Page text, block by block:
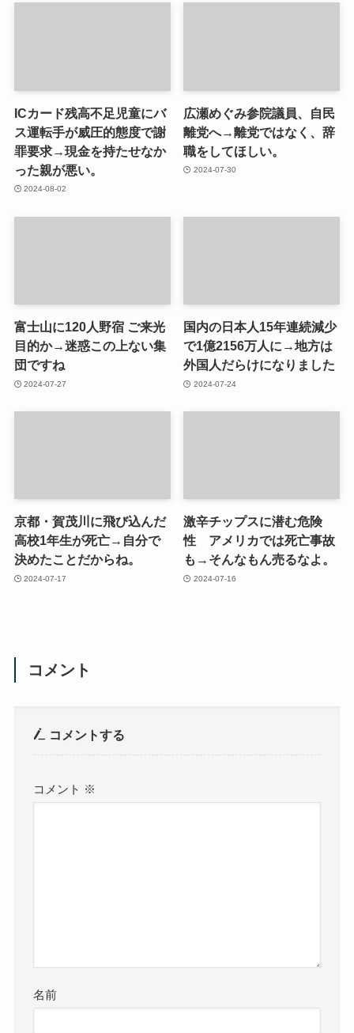
ICカード残高不足児童にバ
ス運転手が威圧的態度で謝
罪要求→現金を持たせなか
った親が悪い。
2024-08-02
広瀬めぐみ参院議員、自民
離党へ→離党ではなく、辞
職をしてほしい。
2024-07-30
富士山に120人野宿 ご来光
目的か→迷惑この上ない集
団ですね
2024-07-27
国内の日本人15年連続減少
で1億2156万人に→地方は
外国人だらけになりました
2024-07-24
京都・賀茂川に飛び込んだ
高校1年生が死亡→自分で
決めたことだからね。
2024-07-17
激辛チップスに潜む危険
性 アメリカでは死亡事故
も→そんなもん売るなよ。
2024-07-16
コメント
コメントする
コメント ※
名前